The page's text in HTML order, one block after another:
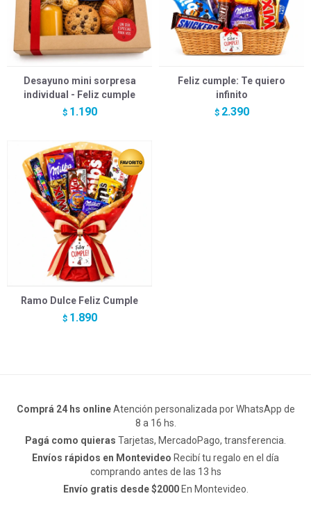
Desayuno mini sorpresa
individual - Feliz cumple
$ 1.190
Feliz cumple: Te quiero
infinito
$ 2.390
Ramo Dulce Feliz Cumple
$ 1.890
Comprá 24 hs onlineAtención personalizada por WhatsApp de
8 a 16 hs.
Pagá como quieras Tarjetas, MercadoPago, transferencia.
Envíos rápidos en Montevideo Recibí tu regalo en el día
comprando antes de las 13 hs
Envío gratis desde $2000En Montevideo.